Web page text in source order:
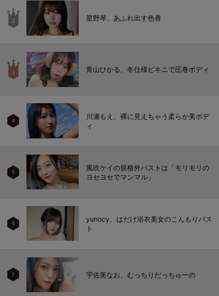
星野琴、あふれ出す色香
青山ひかる、冬仕様ビキニで圧巻ボディ
4
川瀬もえ、裸に見えちゃう柔らか美ボデ
ィ
5
風吹ケイの規格外バストは「モリモリの
ヨセヨセでマンマル」
6
yunocy、はだけ浴衣美女のこんもりバス
ト
7 宇佐美なお、むっちりだっちゅーの